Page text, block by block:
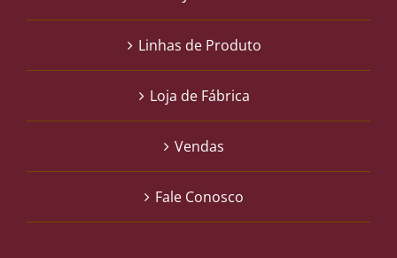
Linhas de Produto
Loja de Fábrica
Vendas
Fale Conosco